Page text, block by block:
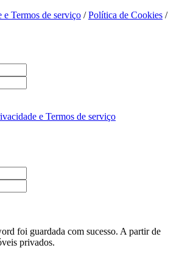
Termos de serviço /Política de Cookies /
e Termos de serviço
foi guardada com sucesso. A partir de
privados.